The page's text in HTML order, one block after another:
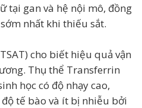
tại gan và hệ nội mô, đồng
nhất khi thiếu sắt.
cho biết hiệu quả vận
Thụ thể Transferrin
học có độ nhạy cao,
tế bào và ít bị nhiễu bởi